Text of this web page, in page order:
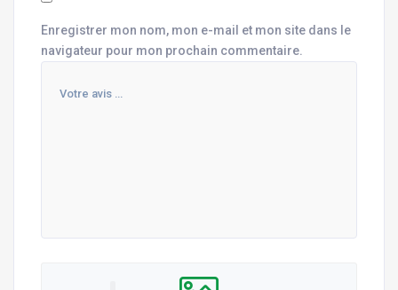
Enregistrer mon nom, mon e-mail et mon site dans le
navigateur pour mon prochain commentaire.